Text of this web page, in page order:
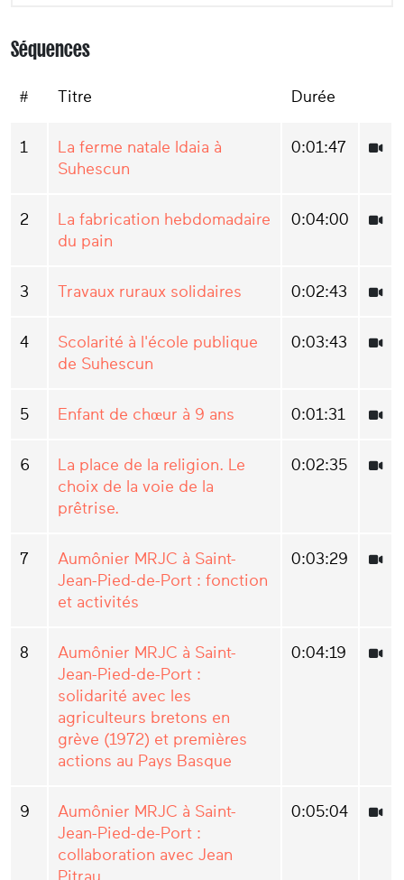
Séquences
# Titre Durée
1
La ferme natale Idaia à
Suhescun
0:01:47
2
La fabrication hebdomadaire
du pain
0:04:00
3 Travaux ruraux solidaires 0:02:43
4
Scolarité à l'école publique
de Suhescun
0:03:43
5 Enfant de chœur à 9 ans 0:01:31
6
La place de la religion. Le
choix de la voie de la
prêtrise.
0:02:35
7
Aumônier MRJC à Saint-
Jean-Pied-de-Port : fonction
et activités
0:03:29
8
Aumônier MRJC à Saint-
Jean-Pied-de-Port :
solidarité avec les
agriculteurs bretons en
grève (1972) et premières
actions au Pays Basque
0:04:19
9
Aumônier MRJC à Saint-
Jean-Pied-de-Port :
collaboration avec Jean
0:05:04